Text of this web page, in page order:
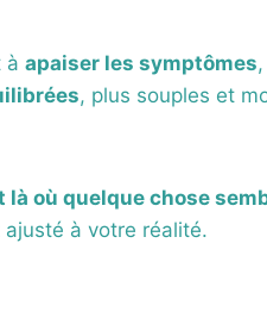
à apaiser les symptômes
, plus souples et
là où quelque chose
à votre réalité.